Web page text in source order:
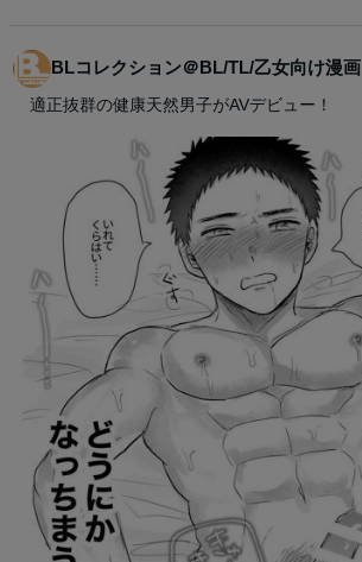
BLコレクション＠BL/TL/乙女向け漫画
適正抜群の健康天然男子がAVデビュー！